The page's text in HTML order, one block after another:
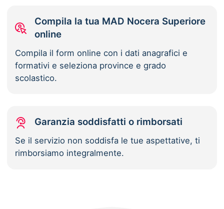
Compila la tua MAD Nocera Superiore
online
Compila il form online con i dati anagrafici e
formativi e seleziona province e grado
scolastico.
Garanzia soddisfatti o rimborsati
Se il servizio non soddisfa le tue aspettative, ti
rimborsiamo integralmente.